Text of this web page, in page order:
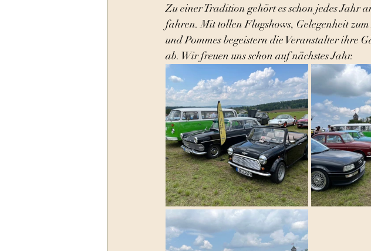
Zu einer Tradition gehört es schon jedes Jahr
fahren. Mit tollen Flugshows, Gelegenheit
und Pommes begeistern die Veranstalter ihre
ab. Wir freuen uns schon auf nächstes Jahr.